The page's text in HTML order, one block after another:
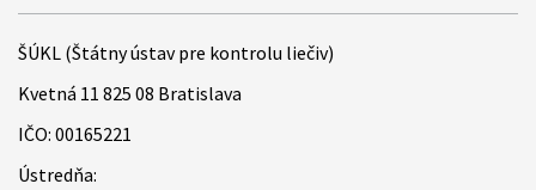
ŠÚKL (Štátny ústav pre kontrolu liečiv)
Kvetná 11 825 08 Bratislava
IČO: 00165221
Ústredňa: